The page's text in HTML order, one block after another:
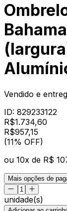
Vendido e
ID: 829233122
R$1.734,60
R$957,15
(11% OFF)
ou 10x de R$
Mais opções de
unidade(s)